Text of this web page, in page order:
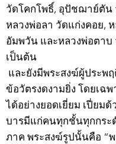
วัดโคกโพธิ์, อุปัชฌาย์ตัน
หลวงพ่อลา วัดแก่งคอย,
อัมพวัน และหลวงพ่อตาบ
เป็นต้น
และยังมีพระสงฆ์ผู้ประพ
ข้อวัตรงดงามยิ่ง โดยเฉพ
ได้อย่างยอดเยี่ยม เปี่ยม
บารมีแก่คนทุกชั้นทุกกระ
ภาค พระสงฆ์รูปนั้นคือ “พ